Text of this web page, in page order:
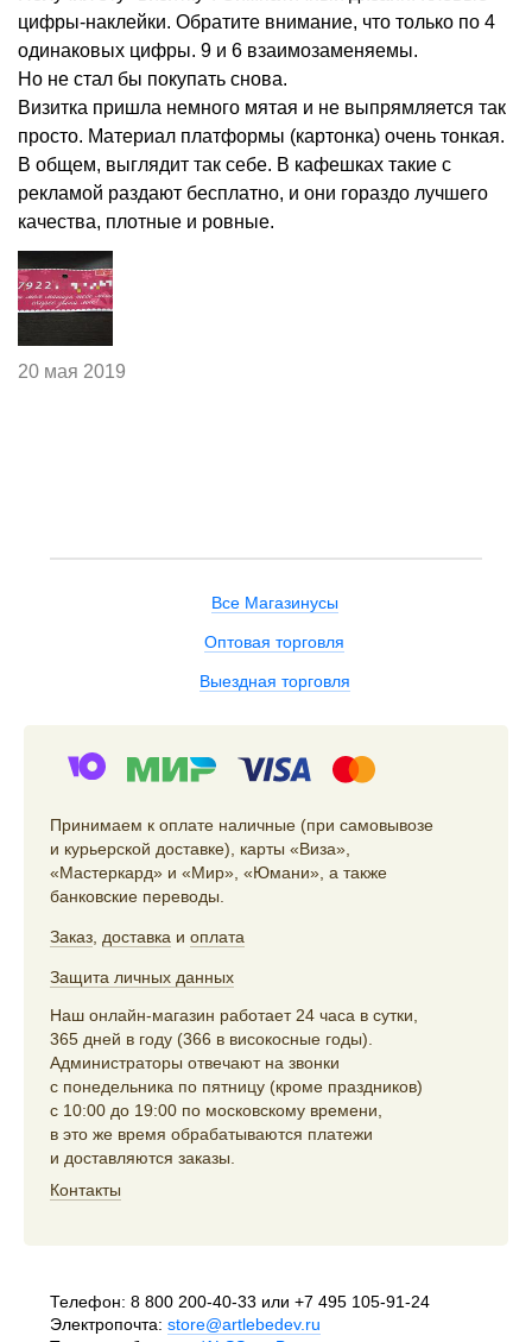
цифры-наклейки. Обратите внимание, что только по 4
одинаковых цифры. 9 и 6 взаимозаменяемы.
Но не стал бы покупать снова.
Визитка пришла немного мятая и не выпрямляется так
просто. Материал платформы (картонка) очень тонкая.
В общем, выглядит так себе. В кафешках такие с
рекламой раздают бесплатно, и они гораздо лучшего
качества, плотные и ровные.
20 мая 2019
Все Магазинусы
Оптовая торговля
Выездная торговля
Принимаем к оплате наличные (при самовывозе
и курьерской доставке), карты «Виза»,
«Мастеркард» и «Мир», «Юмани», а также
банковские переводы.
Заказ доставка и оплата
Защита личных данных
Наш онлайн-магазин работает 24 часа в сутки,
365 дней в году (366 в високосные годы).
Администраторы отвечают на звонки
с понедельника по пятницу (кроме праздников)
с 10:00 до 19:00 по московскому времени,
в это же время обрабатываются платежи
и доставляются заказы.
Контакты
Телефон: 8 800 200-40-33 или +7 495 105-91-24
Электропочта: store@artlebedev.ru